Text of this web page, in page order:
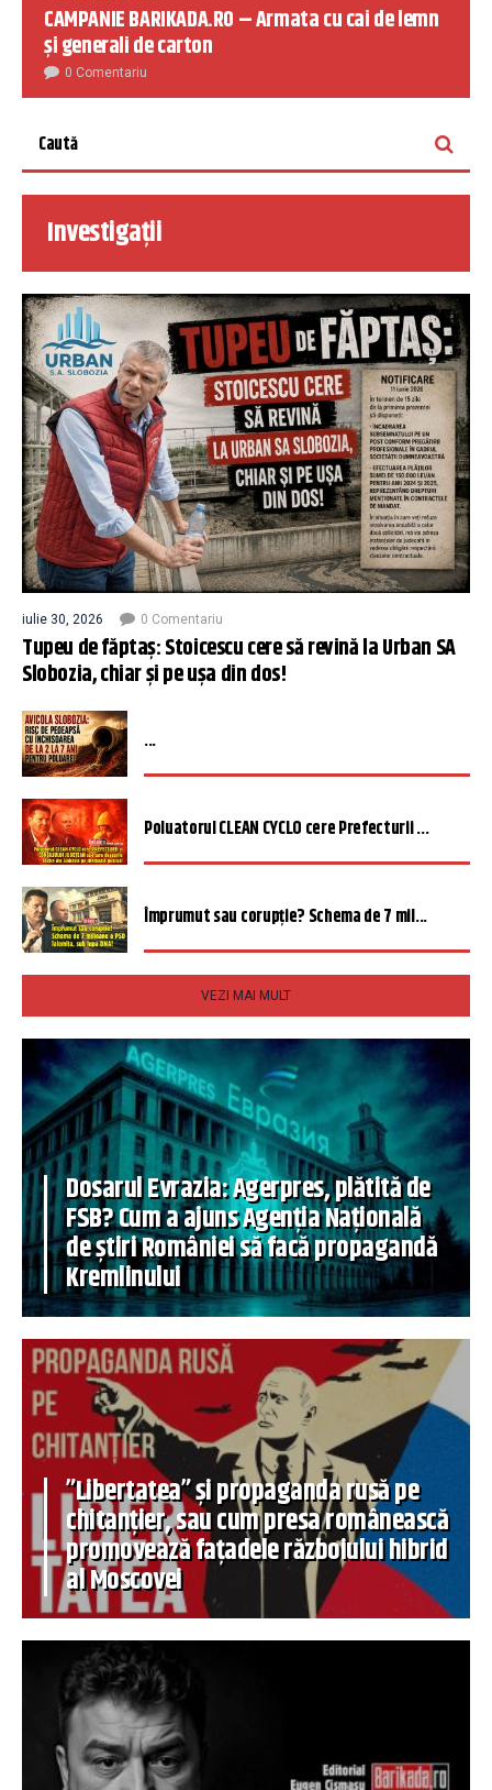
CAMPANIE BARIKADA.RO – Armata cu cai de lemn
și generali de carton
0 Comentariu
Investigații
iulie 30, 2026 0 Comentariu
Tupeu de făptaș: Stoicescu cere să revină la Urban SA
Slobozia, chiar și pe ușa din dos!
...
Poluatorul CLEAN CYCLO cere Prefecturii ...
Împrumut sau corupție? Schema de 7 mil...
VEZI MAI MULT
Dosarul Evrazia: Agerpres, plătită de
FSB? Cum a ajuns Agenția Națională
de știri României să facă propagandă
Kremlinului
”Libertatea” și propaganda rusă pe
chitanțier, sau cum presa românească
promovează fațadele războiului hibrid
al Moscovei